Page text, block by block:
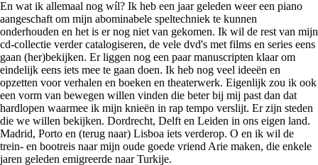
En wat ik allemaal nog wíl? Ik heb een jaar geleden weer een piano
aangeschaft om mijn abominabele speltechniek te kunnen
onderhouden en het is er nog niet van gekomen. Ik wil de rest van mijn
cd-collectie verder catalogiseren, de vele dvd's met films en series eens
gaan (her)bekijken. Er liggen nog een paar manuscripten klaar om
eindelijk eens iets mee te gaan doen. Ik heb nog veel ideeën en
opzetten voor verhalen en boeken en theaterwerk. Eigenlijk zou ik ook
een vorm van bewegen willen vinden die beter bij mij past dan dat
hardlopen waarmee ik mijn knieën in rap tempo verslijt. Er zijn steden
die we willen bekijken. Dordrecht, Delft en Leiden in ons eigen land.
Madrid, Porto en (terug naar) Lisboa iets verderop. O en ik wil de
trein- en bootreis naar mijn oude goede vriend Arie maken, die enkele
jaren geleden emigreerde naar Turkije.